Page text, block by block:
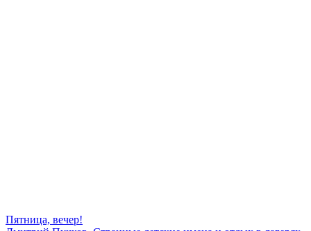
Пятница, вечер!